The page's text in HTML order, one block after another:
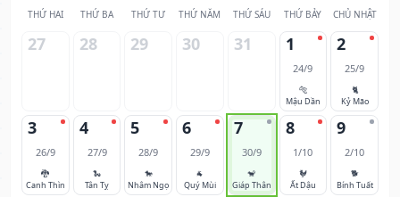
THỨ HAI THỨ BA THỨ TƯ THỨ NĂM THỨ SÁU THỨ BẢY CHỦ NHẬT
27 28 29 30 31 1
24/9
🐅
Mậu Dần
2
25/9
🐈
Kỷ Mão
3
26/9
🐉
Canh Thìn
4
27/9
🐍
Tân Tỵ
5
28/9
🐎
Nhâm Ngọ
6
29/9
🐐
Quý Mùi
7
30/9
🐒
Giáp Thân
8
1/10
🐓
Ất Dậu
9
2/10
🐕
Bính Tuất